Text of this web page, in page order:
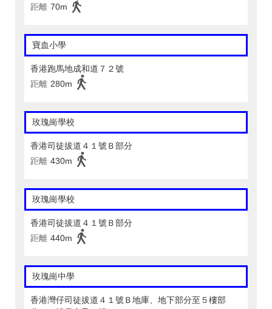
距離 70m
寶血小學
香港跑馬地成和道７２號
距離 280m
玫瑰崗學校
香港司徒拔道４１號Ｂ部分
距離 430m
玫瑰崗學校
香港司徒拔道４１號Ｂ部分
距離 440m
玫瑰崗中學
香港灣仔司徒拔道４１號Ｂ地庫、地下部分至５樓部